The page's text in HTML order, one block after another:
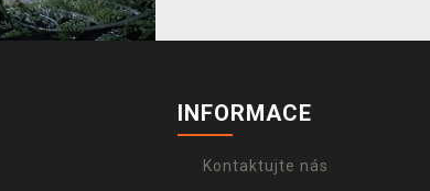
INFORMACE
Kontaktujte nás